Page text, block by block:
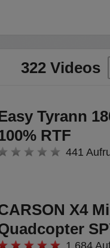
XL 4.1
XL 4.1
Einsatz.
Reifen mit
322 Videos
Tyrann
RTF
441
X4
1.684